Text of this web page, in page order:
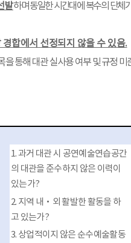
발하며 동일한 시간대에 복수의 단체
경합에서 선정되지 않을 수 있음.
을 통해 대관 실사용 여부 및 규정 미
1.과거 대관 시 공연예술연습공간
의 대관을 준수하지 않은 이력이
있는가?
2. 지역 내 ‧ 외 활발한 활동을 하
고 있는가?
3. 상업적이지 않은 순수예술활동